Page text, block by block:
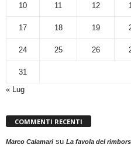
10 11 12
17 18 19
24 25 26
31
« Lug
COMMENTI RECENTI
Marco Calamarisu La favola del